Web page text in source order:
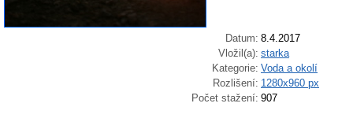
Datum: 8.4.2017
Vložil(a): starka
Kategorie: Voda a okolí
Rozlišení: 1280x960 px
Počet stažení: 907